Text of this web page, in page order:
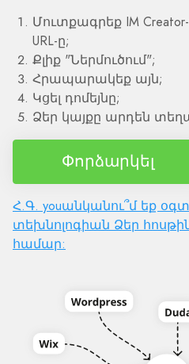
Մուտքագրեք IM
URL-ը;
Քլիք "Ներմուծում";
Հրապարակեք այն;
Կցել դոմեյնը;
Ձեր կայքը արդեն
Փորձարկել
Հ.Գ. youանկանու՞մ եք
տեխնոլոգիան Ձեր
համար: